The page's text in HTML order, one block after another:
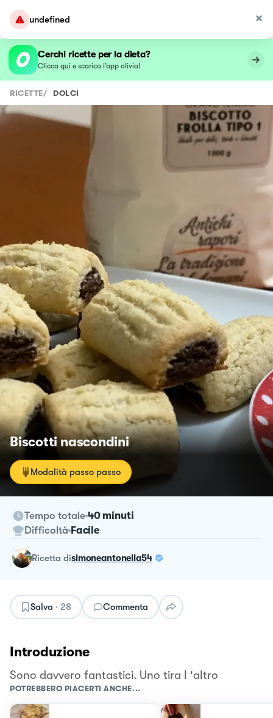
undefined
Cerchi ricette per la dieta?
Clicca qui e scarica l’app olivia!
RICETTE/ DOLCI
Biscotti nascondini
Modalità passo passo
Tempo totale 40 minuti
Difficoltà Facile
ricetta disimoneantonella54
Salva · 28 Commenta
Introduzione
Sono davvero fantastici. Uno tira l 'altro
POTREBBERO PIACERTI ANCHE...